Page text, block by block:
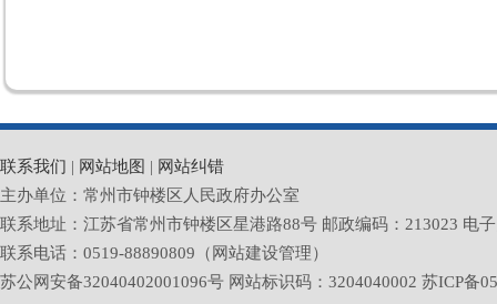
联系我们 | 网站地图 | 网站纠错
主办单位：常州市钟楼区人民政府办公室
联系地址：江苏省常州市钟楼区星港路88号 邮政编码：213023 电
联系电话：0519-88890809（网站建设管理）
苏公网安备32040402001096号 网站标识码：3204040002 苏ICP备